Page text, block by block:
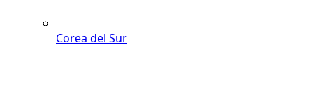
Corea del Sur